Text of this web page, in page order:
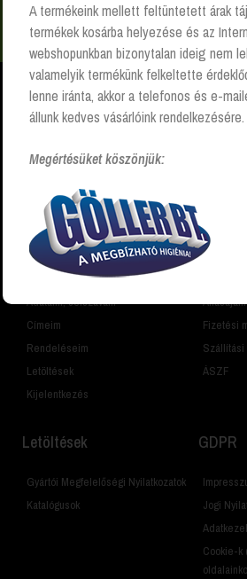
péntekig 8:00 -17:00 +36
komplett szolgáltatások nyújtásával, széles
Vásárlói fiók
Adataim, Jelszavam
Címeim
Rendeléseim
Letöltések
Kijelentkezés
Fizetési
Szállítási
ÁSZF
Letöltések
Gyártói Megfelelőségi Nyilatkozatok
Katalógusok
GDPR
Jogi
Cookie-k
A termékeink mellett feltüntetett árak
termékek kosárba helyezése és az
webshopunkban bizonytalan ideig nem
valamelyik termékünk felkeltette
lenne iránta, akkor a telefonos és e-
állunk kedves vásárlóink rendelkezésére.
Megértésüket köszönjük: